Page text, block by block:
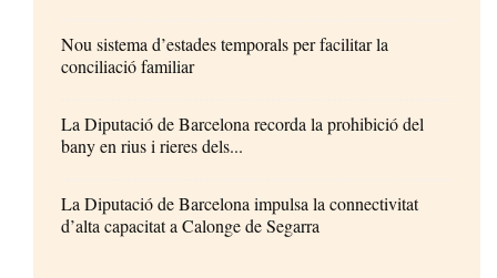
Nou sistema d’estades temporals per facilitar la
conciliació familiar
La Diputació de Barcelona recorda la prohibició del
bany en rius i rieres dels...
La Diputació de Barcelona impulsa la connectivitat
d’alta capacitat a Calonge de Segarra